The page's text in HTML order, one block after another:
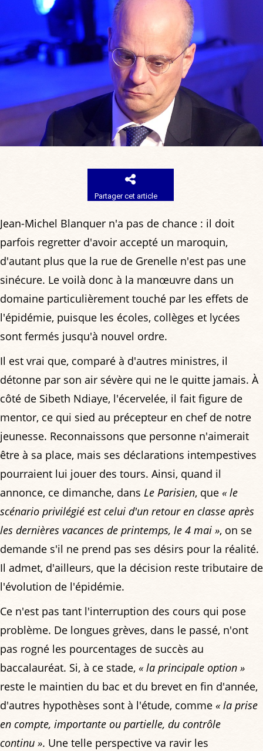
Partager cet article
Jean-Michel Blanquer n'a pas de chance : il doit
parfois regretter d'avoir accepté un maroquin,
d'autant plus que la rue de Grenelle n'est pas une
sinécure. Le voilà donc à la manœuvre dans un
domaine particulièrement touché par les effets de
l'épidémie, puisque les écoles, collèges et lycées
sont fermés jusqu'à nouvel ordre.
Il est vrai que, comparé à d'autres ministres, il
détonne par son air sévère qui ne le quitte jamais. À
côté de Sibeth Ndiaye, l'écervelée, il fait figure de
mentor, ce qui sied au précepteur en chef de notre
jeunesse. Reconnaissons que personne n'aimerait
être à sa place, mais ses déclarations intempestives
pourraient lui jouer des tours. Ainsi, quand il
annonce, ce dimanche, dans Le Parisien, que « le
scénario privilégié est celui d'un retour en classe après
les dernières vacances de printemps, le 4 mai », on se
demande s'il ne prend pas ses désirs pour la réalité.
Il admet, d'ailleurs, que la décision reste tributaire de
l'évolution de l'épidémie.
Ce n'est pas tant l'interruption des cours qui pose
problème. De longues grèves, dans le passé, n'ont
pas rogné les pourcentages de succès au
baccalauréat. Si, à ce stade, « la principale option »
reste le maintien du bac et du brevet en fin d'année,
d'autres hypothèses sont à l'étude, comme « la prise
en compte, importante ou partielle, du contrôle
continu ». Une telle perspective va ravir les